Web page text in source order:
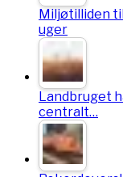
Miljøtilliden
uger
Landbruget
centralt…